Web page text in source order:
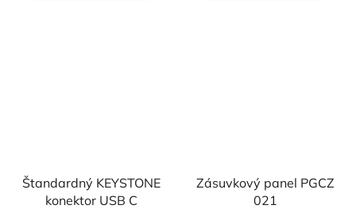
Štandardný KEYSTONE
konektor USB C
Zásuvkový panel PGCZ
021